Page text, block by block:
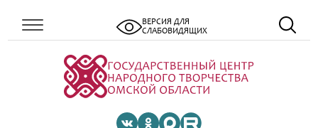
ВЕРСИЯ ДЛЯ
СЛАБОВИДЯЩИХ